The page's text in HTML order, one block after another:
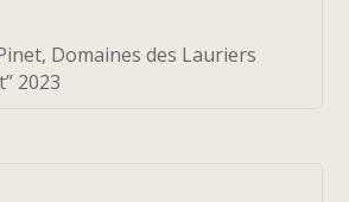
Domaines des Lauriers
2023